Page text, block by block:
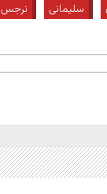
سلیمانی نرجس